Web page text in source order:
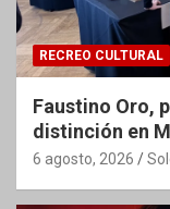
RECREO CULTURAL
Faustino Oro,
distinción en
6 agosto, 2026